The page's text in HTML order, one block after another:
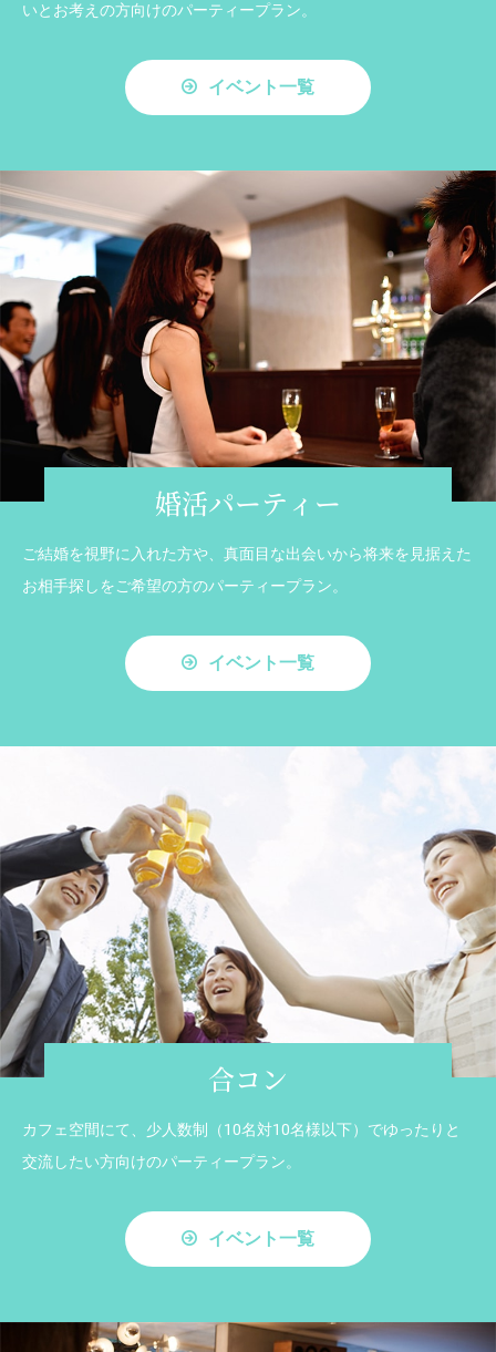
いとお考えの方向けのパーティープラン。
イベント一覧
婚活パーティー
ご結婚を視野に入れた方や、真面目な出会いから将来を見据えた
お相手探しをご希望の方のパーティープラン。
イベント一覧
合コン
カフェ空間にて、少人数制（10名対10名様以下）でゆったりと
交流したい方向けのパーティープラン。
イベント一覧